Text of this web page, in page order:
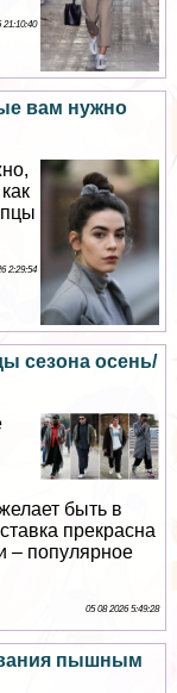
21:10:40
вам нужно
2:29:54
сезона осень/
быть в
прекрасна
– популярное
05 08 2026 5:49:28
пышным